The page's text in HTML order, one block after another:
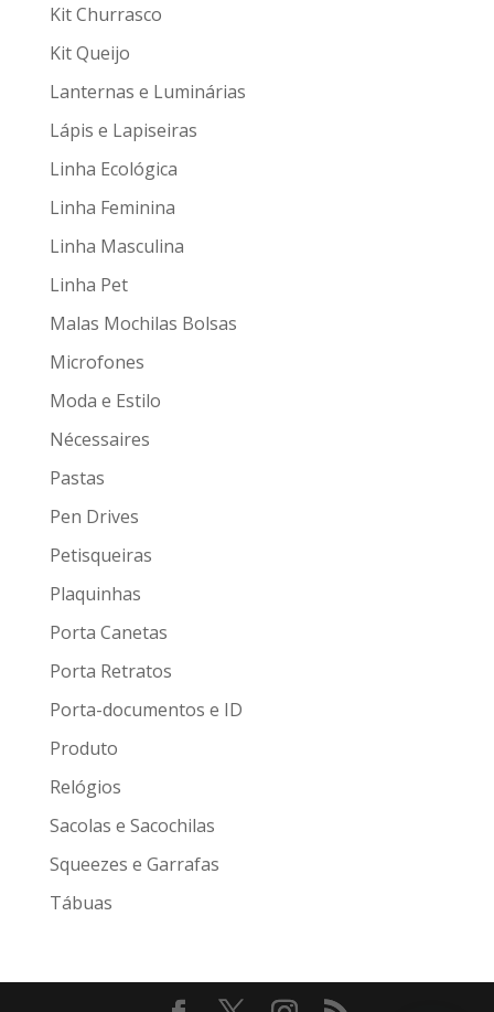
Kit Churrasco
Kit Queijo
Lanternas e Luminárias
Lápis e Lapiseiras
Linha Ecológica
Linha Feminina
Linha Masculina
Linha Pet
Malas Mochilas Bolsas
Microfones
Moda e Estilo
Nécessaires
Pastas
Pen Drives
Petisqueiras
Plaquinhas
Porta Canetas
Porta Retratos
Porta-documentos e ID
Produto
Relógios
Sacolas e Sacochilas
Squeezes e Garrafas
Tábuas